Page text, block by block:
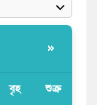
»
বৃহ শুক্র